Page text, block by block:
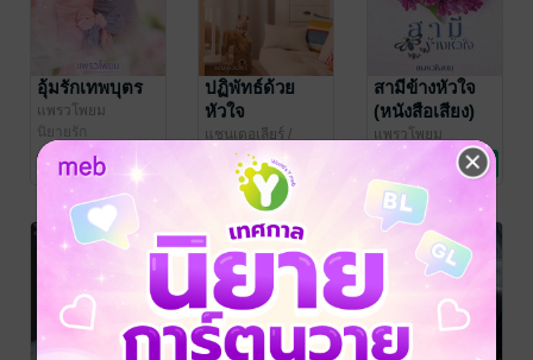
อุ้มรักเทพบุตร
แพรวโพยม
นิยายรัก
14 Rating
ปฏิพัทธ์ด้วย
หัวใจ
แชนเดอเลียร์ /
แพรวโพยม
นิยายรัก
4 Rating
สามีข้างหัวใจ
(หนังสือเสียง)
แพรวโพยม
นิยายโรมานซ์
3 Rating